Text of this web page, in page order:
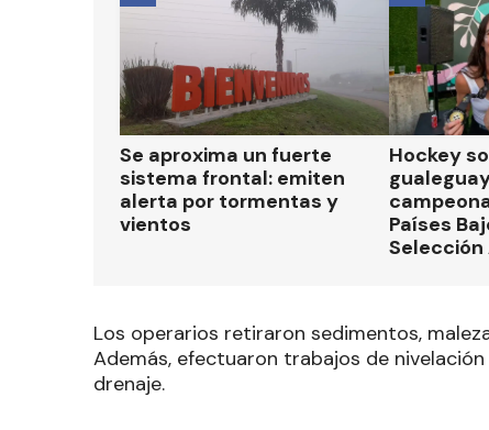
Se aproxima un fuerte
sistema frontal: emiten
alerta por tormentas y
vientos
Hockey
Países
Los operarios retiraron sedimentos,
Además, efectuaron trabajos de
drenaje.